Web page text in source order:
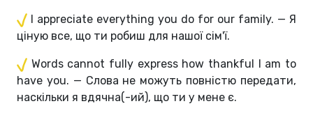
I appreciate everything you do for our family. — Я
ціную все, що ти робиш для нашої сім'ї.
Words cannot fully express how thankful I am to
have you. — Слова не можуть повністю передати,
наскільки я вдячна(-ий), що ти у мене є.